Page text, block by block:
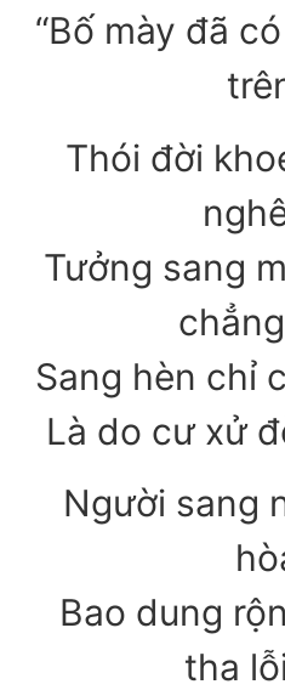
“Bố mày đã
Thói đời
Tưởng sang
Sang hèn chỉ
Là do cư xử
Người sang
Bao dung
tha